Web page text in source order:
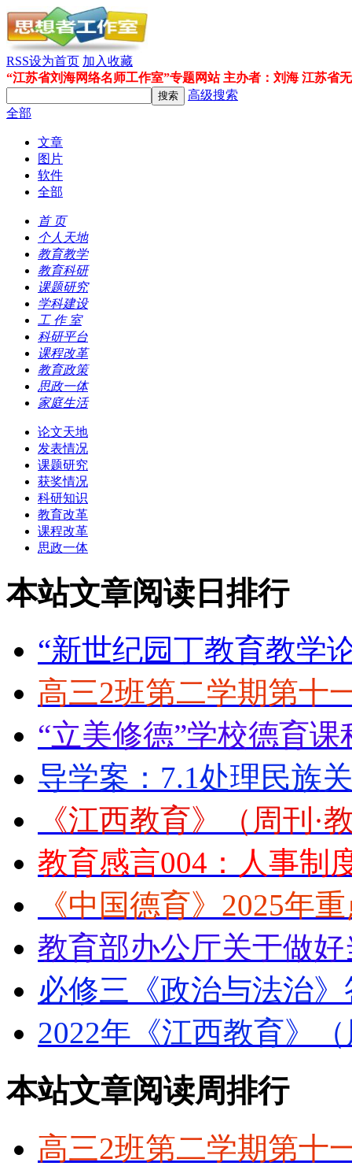
RSS设为首页 加入收藏
“江苏省刘海网络名师工作室”专题网站 主办者：刘海 江苏省
高级搜索
全部
文章
图片
软件
全部
首 页
个人天地
教育教学
教育科研
课题研究
学科建设
工 作 室
科研平台
课程改革
教育政策
思政一体
家庭生活
论文天地
发表情况
课题研究
获奖情况
科研知识
教育改革
课程改革
思政一体
本站文章阅读日排行
“新世纪园丁教育教学
高三2班第二学期第十
“立美修德”学校德育
导学案：7.1处理民族
《江西教育》（周刊·
教育感言004：人事制
《中国德育》2025年
教育部办公厅关于做
必修三《政治与法治
2022年《江西教育》
本站文章阅读周排行
高三2班第二学期第十